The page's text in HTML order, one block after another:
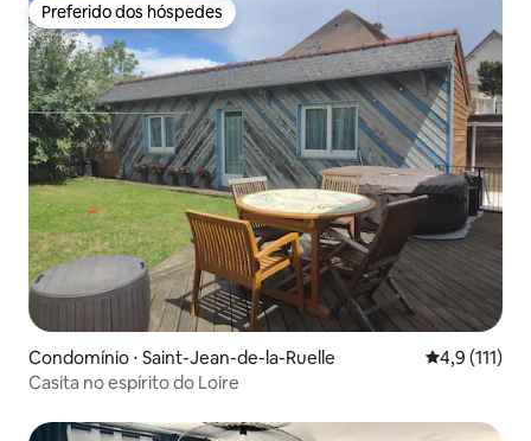
Preferido dos hóspedes
Preferido dos hóspedes
Condomínio ⋅ Saint-Jean-de-la-Ruelle 4,9 de uma
4,9 (111)
Casita no espírito do Loire